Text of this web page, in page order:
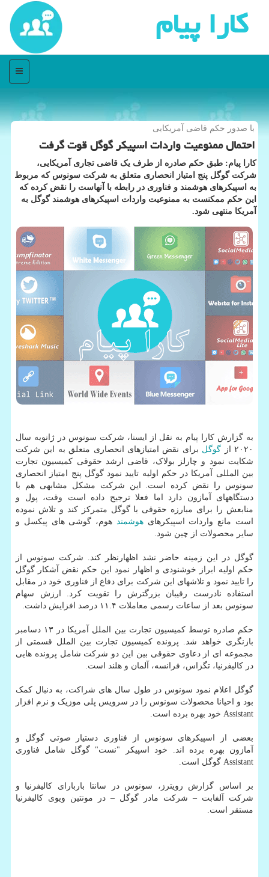
كارا پیام
منو
با صدور حكم قاضی آمریكایی
احتمال ممنوعیت واردات اسپیکر گوگل قوت گرفت
کارا پیام: طبق حکم صادره از طرف یک قاضی تجاری آمریکایی،
شرکت گوگل پنج امتیاز انحصاری متعلق به شرکت سونوس که مربوط
به اسپیکرهای هوشمند و فناوری در رابطه با آنهاست را نقض کرده که
این حکم ممکنست به ممنوعیت واردات اسپیکرهای هوشمند گوگل به
آمریکا منتهی شود.
به گزارش کارا پیام به نقل از ایسنا، شرکت سونوس در ژانویه سال
۲۰۲۰ از
گوگل برای نقض امتیازهای انحصاری متعلق به این شرکت
شکایت نمود و چارلز بولاک، قاضی ارشد حقوقی کمیسیون تجارت
بین المللی آمریکا در حکم اولیه تایید نمود گوگل پنج امتیاز انحصاری
سونوس را نقض کرده است. این شرکت مشکل مشابهی هم با
دستگاههای آمازون دارد اما فعلا ترجیح داده است وقت، پول و
منابعش را برای مبارزه حقوقی با گوگل متمرکز کند و تلاش نموده
است مانع واردات اسپیکرهایهوشمند هوم، گوشی های پیکسل و
سایر محصولات از چین شود.
گوگل در این زمینه حاضر نشد اظهارنظر کند. شرکت سونوس از
حکم اولیه ابراز خوشنودی و اظهار نمود این حکم نقض آشکار گوگل
را تایید نمود و تلاشهای این شرکت برای دفاع از فناوری خود در مقابل
استفاده نادرست رقیبان بزرگترش را تقویت کرد. ارزش سهام
سونوس بعد از ساعات رسمی معاملات ۱۱.۴ درصد افزایش داشت.
حکم صادره توسط کمیسیون تجارت بین الملل آمریکا در ۱۳ دسامبر
بازنگری خواهد شد. پرونده کمیسیون تجارت بین الملل قسمتی از
مجموعه ای از دعاوی حقوقی بین این دو شرکت شامل پرونده هایی
در کالیفرنیا، تگزاس، فرانسه، آلمان و هلند است.
گوگل اعلام نمود سونوس در طول سال های شراکت، به دنبال کمک
بود و احیانا محصولات سونوس را در سرویس پلی موزیک و نرم افزار
Assistant خود بهره برده است.
بعضی از اسپیکرهای سونوس از فناوری دستیار صوتی گوگل و
آمازون بهره برده اند. خود اسپیکر "نست" گوگل شامل فناوری
Assistant گوگل است.
بر اساس گزارش رویترز، سونوس در سانتا باربارای کالیفرنیا و
شرکت آلفابت – شرکت مادر گوگل – در مونتین ویوی کالیفرنیا
مستقر است.